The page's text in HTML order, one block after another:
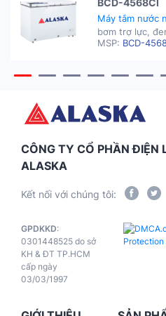
BCD-4568CI
Máy tắm nước
bơm trợ lực,
tâm và tin cậy
MSP: BCD-
CÔNG TY CỔ PHẦN ĐIỆN
ALASKA
Kết nối với chúng tôi:
GPDKKD:
0301448525 do sở
KH & ĐT TP.HCM
cấp ngày
03/03/1997